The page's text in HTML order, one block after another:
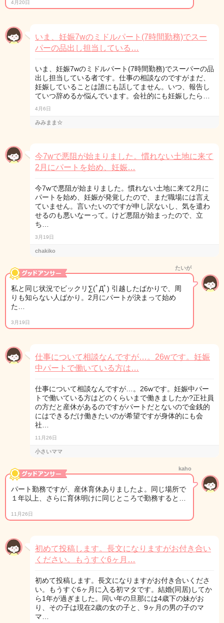
4月20日
いま、妊娠7wのミドルパート(7時間勤務)でスー
パーの品出し担当している…
いま、妊娠7wのミドルパート(7時間勤務)でスーパーの品
出し担当している者です。仕事の相談なのですがまだ、
妊娠していることは誰にも話してません。いつ、報告し
ていつ辞めるか悩んでいます。会社的にも妊娠したら…
4月6日
みみまま☆
今7wで悪阻が始まりました。慣れない土地に来て
2月にパートを始め、妊娠…
今7wで悪阻が始まりました。慣れない土地に来て2月に
パートを始め、妊娠が発覚したので、まだ職場には言え
ていません。言いたいのですが申し訳ないし、気を遣わ
せるのも悪いなーって。けど悪阻が始まったので、立
ち…
3月19日
chakiko
たいが
私と同じ状況でビックリ∑(ﾟДﾟ) 引越したばかりで、周
りも知らない人ばかり。2月にパートが決まって始め
た…
3月19日
仕事について相談なんですが…。26wです。妊娠
中パートで働いている方は…
仕事について相談なんですが…。26wです。妊娠中パー
トで働いている方はどのくらいまで働きましたか?正社員
の方だと産休があるのですがパートだとないので金銭的
にはできるだけ働きたいのが希望ですが身体的にも会
社…
11月26日
小さいママ
kaho
パート勤務ですが、産休育休ありましたよ。同じ場所で
１年以上、さらに育休明けに同じところで勤務すると…
11月26日
初めて投稿します。長文になりますがお付き合い
ください。もうすぐ6ヶ月…
初めて投稿します。長文になりますがお付き合いくださ
い。もうすぐ6ヶ月に入る初マタです。結婚(同居)してか
ら1年が過ぎました。同い年の旦那には4歳下の妹がお
り、その子は現在2歳の女の子と、9ヶ月の男の子のマ
マ…